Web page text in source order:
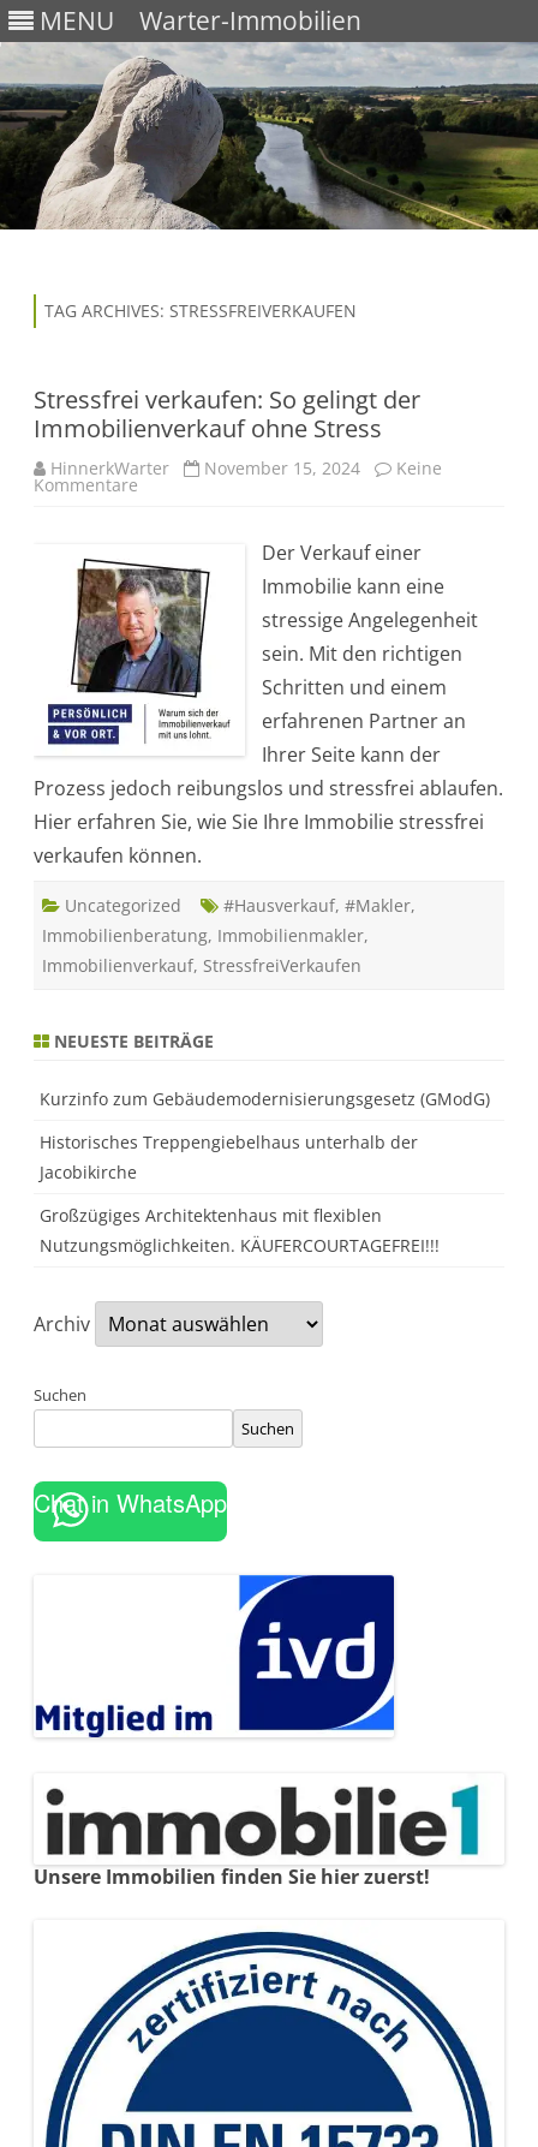
MENU Warter-Immobilien
TAG ARCHIVES: STRESSFREIVERKAUFEN
Stressfrei verkaufen: So gelingt der
Immobilienverkauf ohne Stress
HinnerkWarter November 15, 2024 Keine
Kommentare
e
s
s
f
r
e
i
v
e
a
f
n
S
e
i
g
r
m
o
n
v
e
r
u
f
o
S
r
s
s
Der Verkauf einer
Immobilie kann eine
stressige Angelegenheit
sein. Mit den richtigen
Schritten und einem
erfahrenen Partner an
Ihrer Seite kann der
Prozess jedoch reibungslos und stressfrei ablaufen.
Hier erfahren Sie, wie Sie Ihre Immobilie stressfrei
verkaufen können.
Uncategorized #Hausverkauf, #Makler,
Immobilienberatung, Immobilienmakler,
Immobilienverkauf, StressfreiVerkaufen
NEUESTE BEITRÄGE
Kurzinfo zum Gebäudemodernisierungsgesetz (GModG)
Historisches Treppengiebelhaus unterhalb der
Jacobikirche
Großzügiges Architektenhaus mit flexiblen
Nutzungsmöglichkeiten. KÄUFERCOURTAGEFREI!!!
Archiv
Suchen
Suchen
Chat in WhatsApp
Unsere Immobilien finden Sie hier zuerst!